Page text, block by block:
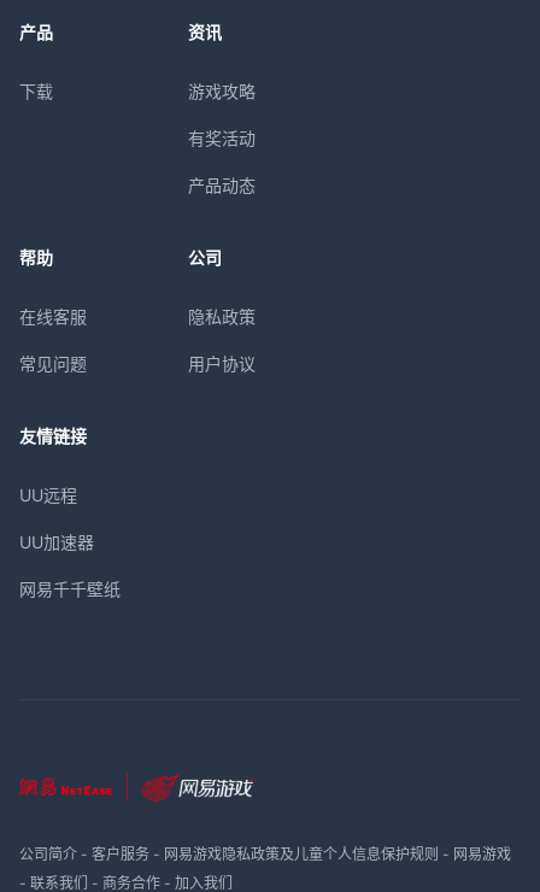
产品
下载
资讯
游戏攻略
有奖活动
产品动态
帮助
在线客服
常见问题
公司
隐私政策
用户协议
友情链接
UU远程
UU加速器
网易千千壁纸
公司简介- 客户服务- 网易游戏隐私政策及儿童个人信息保护规则 - 网易游戏
- 联系我们 - 商务合作- 加入我们